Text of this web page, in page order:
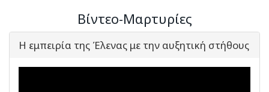
Βίντεο-Μαρτυρίες
Η εμπειρία της Έλενας με την αυξητική στήθους